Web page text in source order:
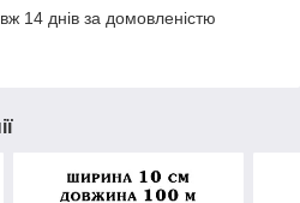
14 днів за домовленістю